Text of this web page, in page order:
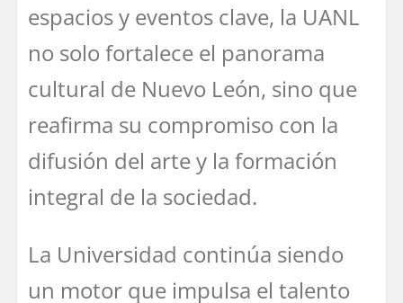
espacios y eventos clave, la UANL
no solo fortalece el panorama
cultural de Nuevo León, sino que
reafirma su compromiso con la
difusión del arte y la formación
integral de la sociedad.
La Universidad continúa siendo
un motor que impulsa el talento